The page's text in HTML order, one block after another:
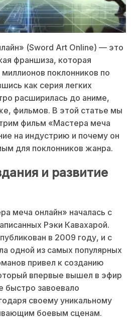
(Sword Art Online) — это
франшиза, которая
поклонников по
как серия легких
расширилась до аниме,
фильмов. В этой статье мы
фильм «Мастера меча
на индустрию и почему он
для поклонников жанра.
и развитие
меча онлайн» началась с
Рэки Кавахарой.
в 2009 году, и с
одной из самых популярных
привел к созданию
впервые вышел в эфир
быстро завоевало
своему уникальному
боевым сценам.